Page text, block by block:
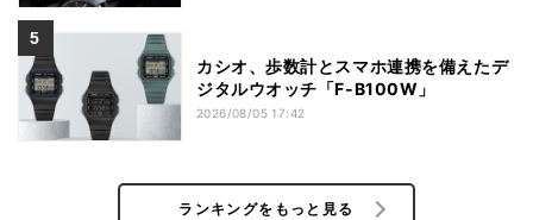
カシオ、歩数計とスマホ連携を備えたデ
ジタルウオッチ「F-B100W」
2026/08/05 17:42
ランキングをもっと見る